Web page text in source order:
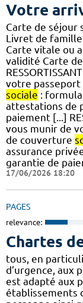
Votre
Carte de séjour
Livret de
Carte vitale ou
validité Carte
votre
sociale :
attestations de
paiement [...]
vous munir de
de couverture
assurance
garantie de
17/06/2026 18:20
PAGES
relevance:
Chartes
tous, en
d’urgence, aux
est adapté aux
établissements